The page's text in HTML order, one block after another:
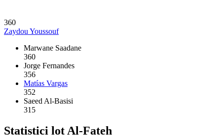
360
Zaydou Youssouf
Marwane Saadane
360
Jorge Fernandes
356
Matías Vargas
352
Saeed Al-Basisi
315
Statistici lot Al-Fateh